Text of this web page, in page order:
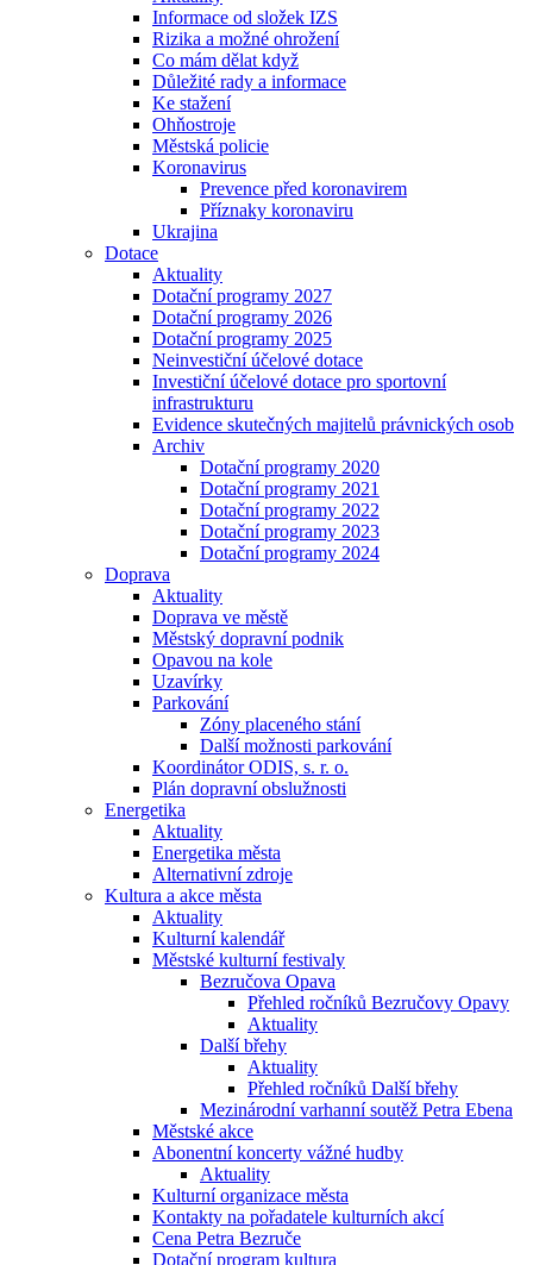
Informace od složek IZS
Rizika a možné ohrožení
Co mám dělat když
Důležité rady a informace
Ke stažení
Ohňostroje
Městská policie
Koronavirus
Prevence před koronavirem
Příznaky koronaviru
Ukrajina
Dotace
Aktuality
Dotační programy 2027
Dotační programy 2026
Dotační programy 2025
Neinvestiční účelové dotace
Investiční účelové dotace pro sportovní
infrastrukturu
Evidence skutečných majitelů právnických osob
Archiv
Dotační programy 2020
Dotační programy 2021
Dotační programy 2022
Dotační programy 2023
Dotační programy 2024
Doprava
Aktuality
Doprava ve městě
Městský dopravní podnik
Opavou na kole
Uzavírky
Parkování
Zóny placeného stání
Další možnosti parkování
Koordinátor ODIS, s. r. o.
Plán dopravní obslužnosti
Energetika
Aktuality
Energetika města
Alternativní zdroje
Kultura a akce města
Aktuality
Kulturní kalendář
Městské kulturní festivaly
Bezručova Opava
Přehled ročníků Bezručovy Opavy
Aktuality
Další břehy
Aktuality
Přehled ročníků Další břehy
Mezinárodní varhanní soutěž Petra Ebena
Městské akce
Abonentní koncerty vážné hudby
Aktuality
Kulturní organizace města
Kontakty na pořadatele kulturních akcí
Cena Petra Bezruče
Dotační program kultura